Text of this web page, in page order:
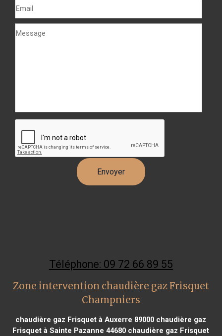
Téléphone: 09 72 66 89 55
Zone intervention chaudière gaz Frisquet
Champniers
chaudière gaz Frisquet à Auxerre 89000 chaudière gaz
Frisquet à Sainte Pazanne 44680 chaudière gaz Frisquet